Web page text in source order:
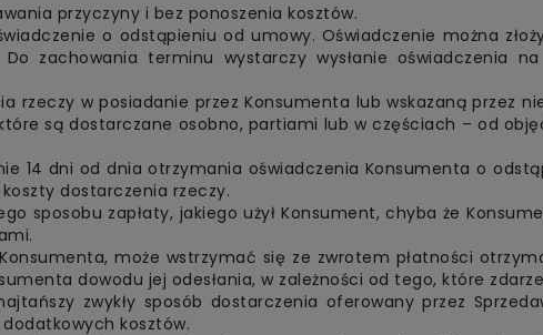
przyczyny i bez ponoszenia kosztów.
o odstąpieniu od umowy. Oświadczenie można
zachowania terminu wystarczy wysłanie oświadczenia
w posiadanie przez Konsumenta lub wskazaną przez
są dostarczane osobno, partiami lub w częściach – od
14 dni od dnia otrzymania oświadczenia Konsumenta o
dostarczenia rzeczy.
sposobu zapłaty, jakiego użył Konsument, chyba że
może wstrzymać się ze zwrotem płatności
dowodu jej odesłania, w zależności od tego, które
zwykły sposób dostarczenia oferowany przez
kosztów.